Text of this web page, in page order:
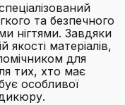
та безпечного
нігтями. Завдяки
якості матеріалів,
для
тих, хто має
особливої